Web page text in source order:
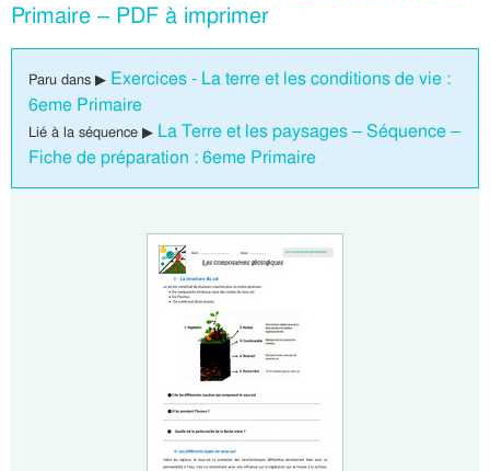
Primaire – PDF à imprimer
Paru dans ▶ Exercices - La terre et les conditions de vie :
6eme Primaire
Lié à la séquence ▶ La Terre et les paysages – Séquence –
Fiche de préparation : 6eme Primaire